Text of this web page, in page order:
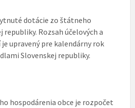
dotácie zo štátneho
Rozsah účelových a
upravený pre kalendárny rok
Slovenskej republiky.
hospodárenia obce je rozpočet